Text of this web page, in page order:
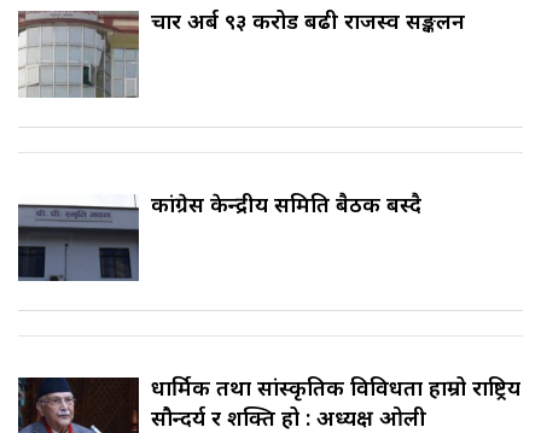
चार अर्ब ९३ करोड बढी राजस्व सङ्कलन
कांग्रेस केन्द्रीय समिति बैठक बस्दै
धार्मिक तथा सांस्कृतिक विविधता हाम्रो राष्ट्रिय
सौन्दर्य र शक्ति हो : अध्यक्ष ओली